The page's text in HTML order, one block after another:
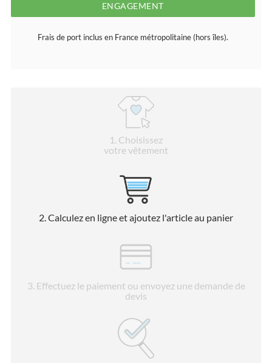
ENGAGEMENT
Frais de port inclus en France métropolitaine (hors îles).
1 . Choisissez
votre vêtement
2. Calculez en ligne et ajoutez l'article au panier
3 . Effectuez le paiement ou envoyez une demande de
devis